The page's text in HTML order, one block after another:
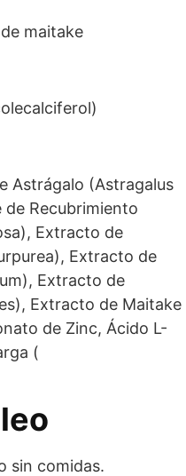
maitake
Astrágalo (Astragalus
de Recubrimiento
Extracto de
Extracto de
Extracto de
Extracto de Maitake
de Zinc, Ácido L-
(
sin comidas.